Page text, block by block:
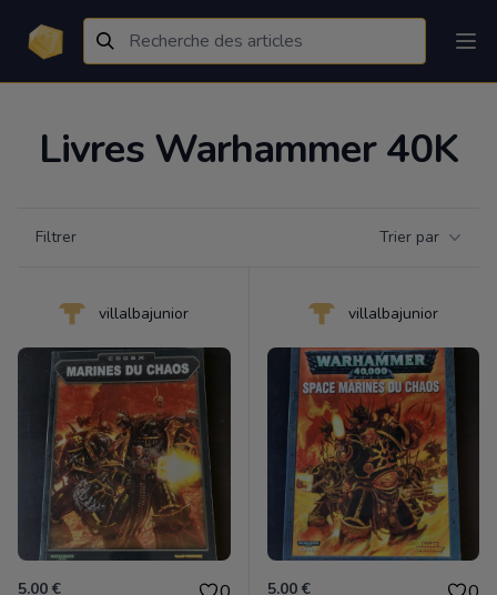
Livres Warhammer 40K
Filtrer Trier par
villalbajunior
5.00 €
villalbajunior
5.00 €